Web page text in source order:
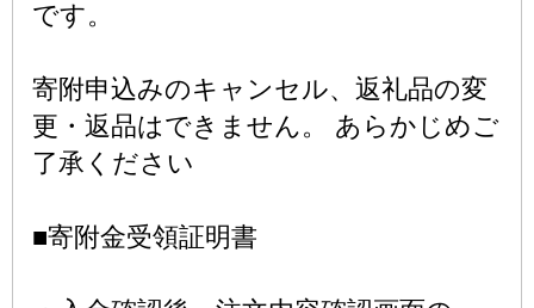
です。
寄附申込みのキャンセル、返礼品の変
更・返品はできません。 あらかじめご
了承ください
■寄附金受領証明書